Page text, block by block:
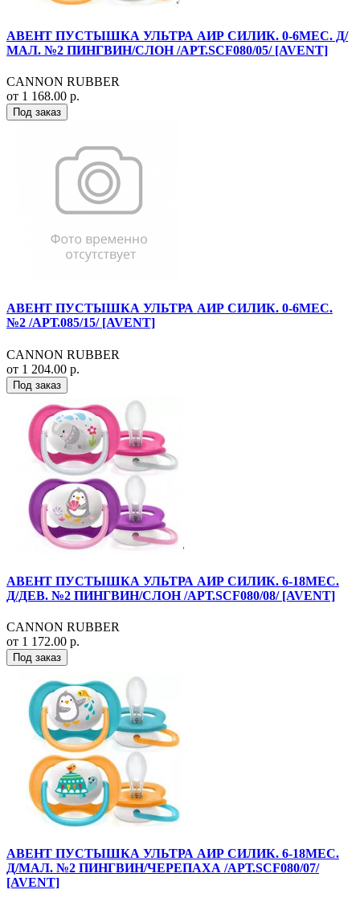
АВЕНТ ПУСТЫШКА УЛЬТРА АИР СИЛИК. 0-6МЕС. Д/
МАЛ. №2 ПИНГВИН/СЛОН /АРТ.SCF080/05/ [AVENT]
CANNON RUBBER
от 1 168.00 р.
Под заказ
АВЕНТ ПУСТЫШКА УЛЬТРА АИР СИЛИК. 0-6МЕС.
№2 /АРТ.085/15/ [AVENT]
CANNON RUBBER
от 1 204.00 р.
Под заказ
АВЕНТ ПУСТЫШКА УЛЬТРА АИР СИЛИК. 6-18МЕС.
Д/ДЕВ. №2 ПИНГВИН/СЛОН /АРТ.SCF080/08/ [AVENT]
CANNON RUBBER
от 1 172.00 р.
Под заказ
АВЕНТ ПУСТЫШКА УЛЬТРА АИР СИЛИК. 6-18МЕС.
Д/МАЛ. №2 ПИНГВИН/ЧЕРЕПАХА /АРТ.SCF080/07/
[AVENT]